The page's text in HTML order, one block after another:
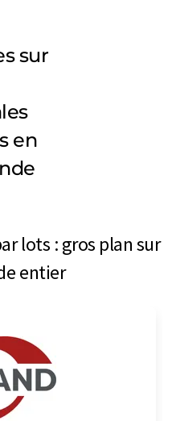
sur
en
lots : gros plan sur
entier